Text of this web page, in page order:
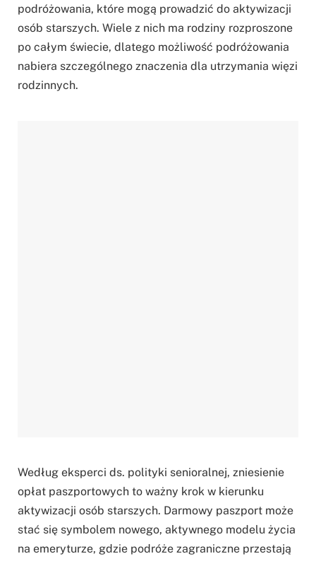
podróżowania, które mogą prowadzić do aktywizacji
osób starszych. Wiele z nich ma rodziny rozproszone
po całym świecie, dlatego możliwość podróżowania
nabiera szczególnego znaczenia dla utrzymania więzi
rodzinnych.
Według eksperci ds. polityki senioralnej, zniesienie
opłat paszportowych to ważny krok w kierunku
aktywizacji osób starszych. Darmowy paszport może
stać się symbolem nowego, aktywnego modelu życia
na emeryturze, gdzie podróże zagraniczne przestają